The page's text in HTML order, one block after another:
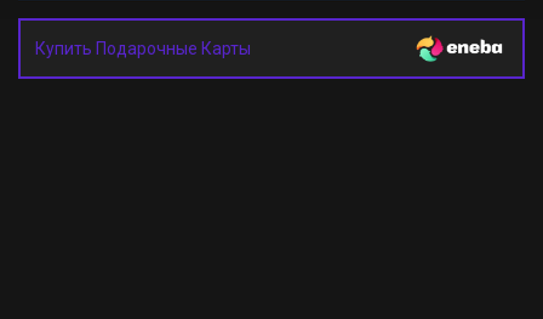
Купить Подарочные Карты